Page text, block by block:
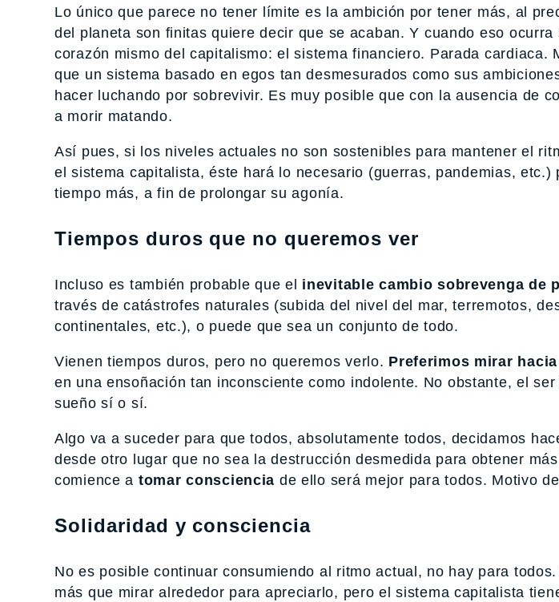
Lo único que parece no tener límite es la ambición por tener más, al
del planeta son finitas quiere decir que se acaban. Y cuando eso
corazón mismo del capitalismo: el sistema financiero. Parada cardiaca.
que un sistema basado en egos tan desmesurados como sus
hacer luchando por sobrevivir. Es muy posible que con la ausencia de
a morir matando.
Así pues, si los niveles actuales no son sostenibles para mantener el
el sistema capitalista, éste hará lo necesario (guerras, pandemias, etc.)
tiempo más, a fin de prolongar su agonía.
Tiempos duros que no queremos ver
Incluso es también probable que el inevitable cambio sobrevenga de
través de catástrofes naturales (subida del nivel del mar, terremotos,
continentales, etc.), o puede que sea un conjunto de todo.
Vienen tiempos duros, pero no queremos verlo. Preferimos mirar
en una ensoñación tan inconsciente como indolente. No obstante, el
sueño sí o sí.
Algo va a suceder para que todos, absolutamente todos, decidamos
desde otro lugar que no sea la destrucción desmedida para obtener
comience a tomar consciencia de ello será mejor para todos. Motivo
Solidaridad y consciencia
No es posible continuar consumiendo al ritmo actual, no hay para
más que mirar alrededor para apreciarlo, pero el sistema capitalista